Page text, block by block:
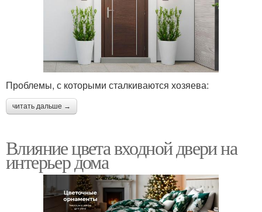
Проблемы, с которыми сталкиваются хозяева:
читать дальше →
Влияние цвета входной двери на
интерьер дома